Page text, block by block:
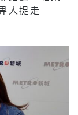
人捉走